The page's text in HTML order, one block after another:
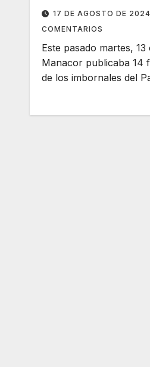
17 DE AGOSTO DE 2024
COMENTARIOS
Este pasado martes,
Manacor publicaba 14
de los imbornales del